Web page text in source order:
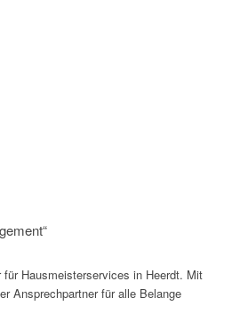
Hausmeisterservices in Heerdt. Mit
Ansprechpartner für alle Belange